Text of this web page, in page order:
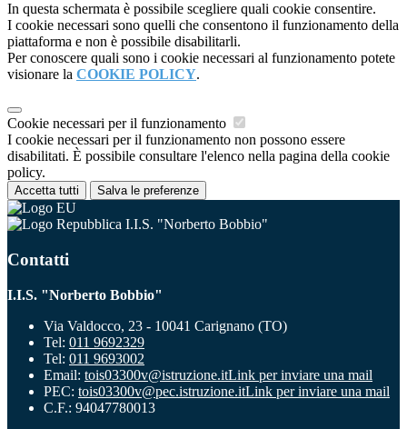
In questa schermata è possibile scegliere quali cookie consentire.
I cookie necessari sono quelli che consentono il funzionamento della
piattaforma e non è possibile disabilitarli.
Per conoscere quali sono i cookie necessari al funzionamento potete
visionare la COOKIE POLICY.
Cookie necessari per il funzionamento
I cookie necessari per il funzionamento non possono essere
disabilitati. È possibile consultare l'elenco nella pagina della cookie
policy.
Accetta tutti Salva le preferenze
I.I.S. "Norberto Bobbio"
Contatti
I.I.S. "Norberto Bobbio"
Via Valdocco, 23 - 10041 Carignano (TO)
Tel: 011 9692329
Tel: 011 9693002
Email: tois03300v@istruzione.itLink per inviare una mail
PEC: tois03300v@pec.istruzione.itLink per inviare una mail
C.F.: 94047780013